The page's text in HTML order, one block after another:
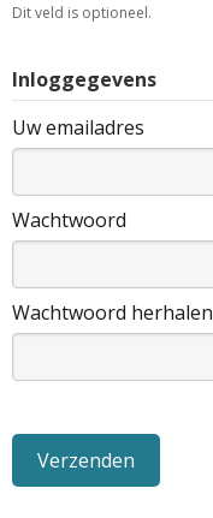
Dit veld is optioneel.
Inloggegevens
Uw emailadres
Wachtwoord
Wachtwoord herhalen